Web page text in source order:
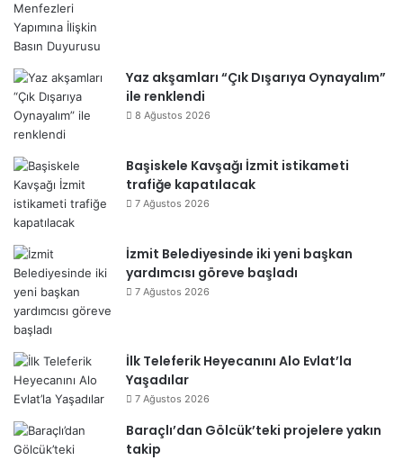
Yaz akşamları “Çık Dışarıya Oynayalım”
ile renklendi
8 Ağustos 2026
Başiskele Kavşağı İzmit istikameti
trafiğe kapatılacak
7 Ağustos 2026
İzmit Belediyesinde iki yeni başkan
yardımcısı göreve başladı
7 Ağustos 2026
İlk Teleferik Heyecanını Alo Evlat’la
Yaşadılar
7 Ağustos 2026
Baraçlı’dan Gölcük’teki projelere yakın
takip